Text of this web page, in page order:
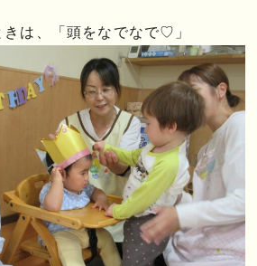
は、「頭をなでなで♡」